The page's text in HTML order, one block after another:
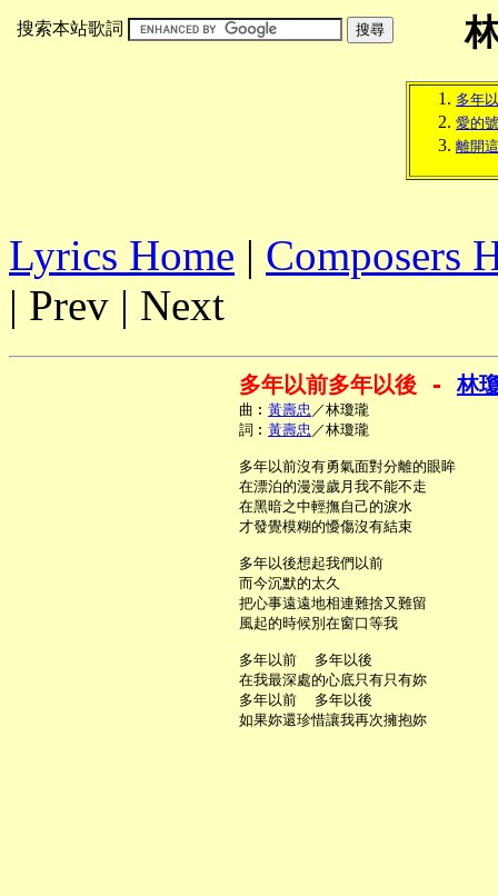
搜索本站歌詞
多年
愛的
離開
Lyrics Home | Composers
| Prev | Next
多年以前多年以後 - 林
     曲︰
黃壽忠 ／林瓊瓏
     詞︰
黃壽忠 ／林瓊瓏
     多年以前沒有勇氣面對分離的眼眸
     在漂泊的漫漫歲月我不能不走
     在黑暗之中輕撫自己的淚水
     才發覺模糊的懮傷沒有結束
     多年以後想起我們以前
     而今沉默的太久
     把心事遠遠地相連難捨又難留
     風起的時候別在窗口等我
     多年以前  多年以後
     在我最深處的心底只有只有妳
     多年以前  多年以後